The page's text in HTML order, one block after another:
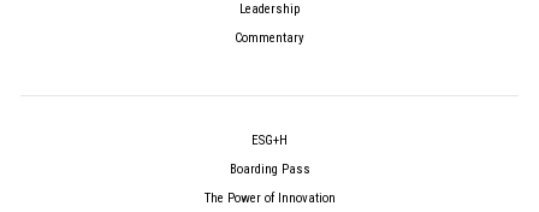
Leadership
Commentary
ESG+H
Boarding Pass
The Power of Innovation